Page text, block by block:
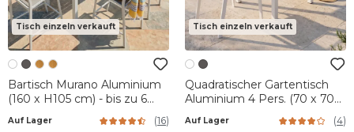
Tisch einzeln verkauft
Bartisch Murano Aluminium
(160 x H105 cm) - bis zu 6
Auf Lager (16)
Tisch einzeln verkauft
Quadratischer Gartentisch
Aluminium 4 Pers. (70 x 70
Auf Lager (4)